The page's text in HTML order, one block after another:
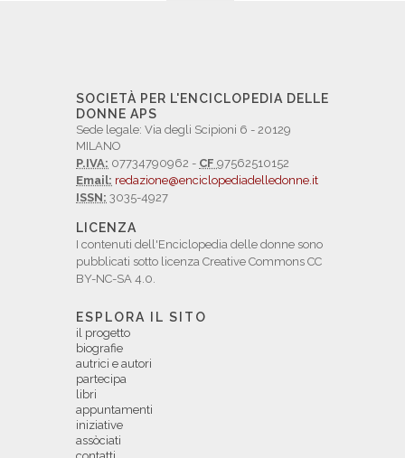
SOCIETÀ PER L'ENCICLOPEDIA DELLE
DONNE APS
Sede legale: Via degli Scipioni 6 - 20129
MILANO
P.IVA: 07734790962 - CF 97562510152
Email: redazione@enciclopediadelledonne.it
ISSN: 3035-4927
LICENZA
I contenuti dell'Enciclopedia delle donne sono
pubblicati sotto licenza Creative Commons CC
BY-NC-SA 4.0.
ESPLORA IL SITO
il progetto
biografie
autrici e autori
partecipa
libri
appuntamenti
iniziative
assòciati